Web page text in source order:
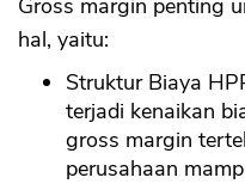
Gross margin penting
hal, yaitu:
Struktur Biaya
terjadi kenaikan
gross margin
perusahaan